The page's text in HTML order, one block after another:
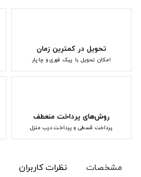
تحویل در کمترین زمان
امکان تحویل با پیک فوری و چاپار
روش‌های پرداخت منعطف
پرداخت قسطی و پرداخت درب منزل
مشخصات نظرات کاربران